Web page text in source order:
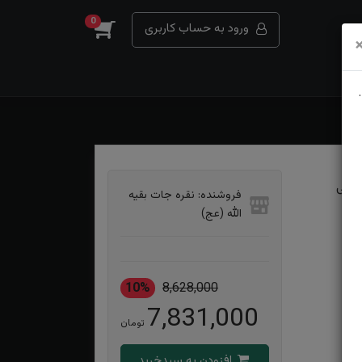
ورود به حساب کاربری 0
فروشنده: نقره جات بقیه
الله (عج)
8,628,000
10%
7,831,000 تومان